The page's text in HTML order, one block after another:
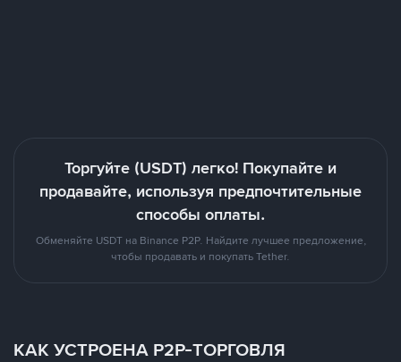
Торгуйте (USDT) легко! Покупайте и
продавайте, используя предпочтительные
способы оплаты.
Обменяйте USDT на Binance P2P. Найдите лучшее предложение,
чтобы продавать и покупать Tether.
КАК УСТРОЕНА P2P-ТОРГОВЛЯ